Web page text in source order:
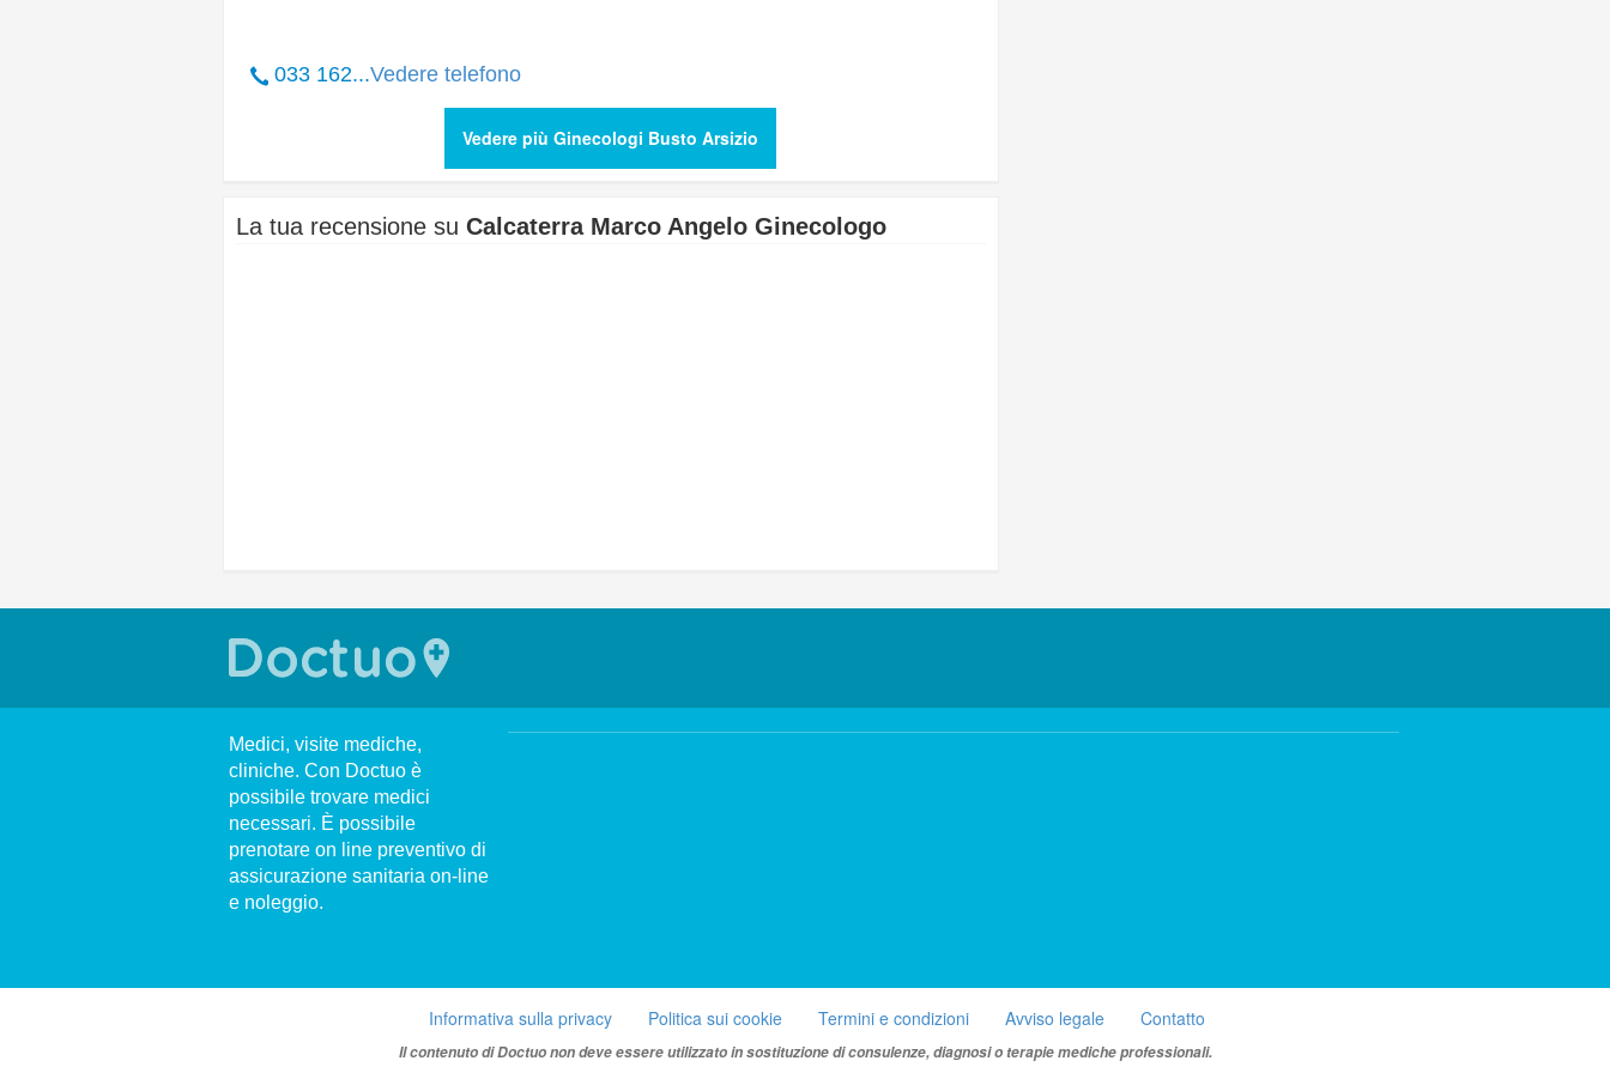
033 162...Vedere telefono
Vedere più Ginecologi Busto Arsizio
La tua recensione su Calcaterra Marco Angelo Ginecologo
Medici, visite mediche,
cliniche. Con Doctuo è
possibile trovare medici
necessari. È possibile
prenotare on line preventivo di
assicurazione sanitaria on-line
e noleggio.
Informativa sulla privacy Politica sui cookie Termini e condizioni Avviso legale Contatto
Il contenuto di Doctuo non deve essere utilizzato in sostituzione di consulenze, diagnosi o terapie mediche professionali.